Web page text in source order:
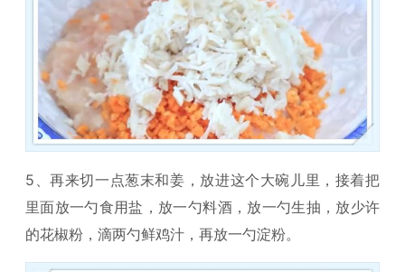
5、再来切一点葱末和姜，放进这个大碗儿里，接着把
里面放一勺食用盐，放一勺料酒，放一勺生抽，放少许
的花椒粉，滴两勺鲜鸡汁，再放一勺淀粉。